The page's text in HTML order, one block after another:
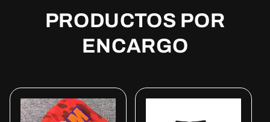
PRODUCTOS POR
ENCARGO